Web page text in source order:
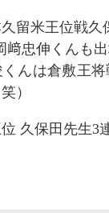
留米王位戦
﨑忠伸くんも
んは倉敷王
）
久保田先生3